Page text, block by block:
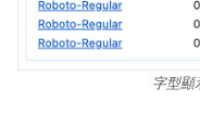
字型顯